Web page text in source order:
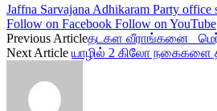
Jaffna Sarvajana Adhikaram Party office
Follow on Facebook Follow on YouTube
Previous Articleதடகள வீராங்கனை
Next Article யாழில் 2 கிலோ நகைகளை